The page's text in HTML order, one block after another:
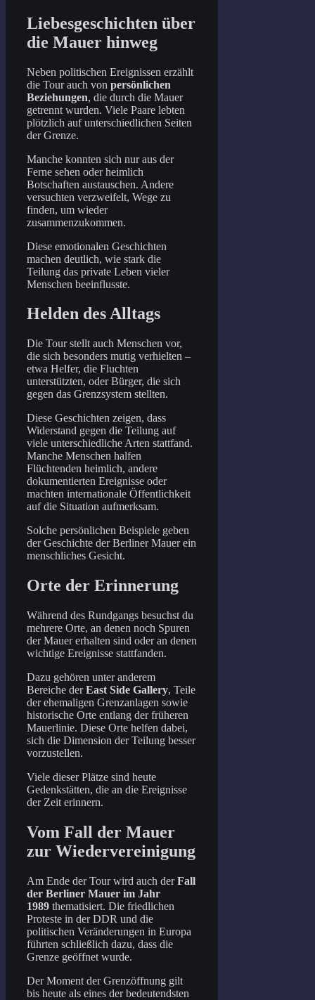
Liebesgeschichten über
die Mauer hinweg
Neben politischen Ereignissen erzählt
die Tour auch von persönlichen
Beziehungen, die durch die Mauer
getrennt wurden. Viele Paare lebten
plötzlich auf unterschiedlichen Seiten
der Grenze.
Manche konnten sich nur aus der
Ferne sehen oder heimlich
Botschaften austauschen. Andere
versuchten verzweifelt, Wege zu
finden, um wieder
zusammenzukommen.
Diese emotionalen Geschichten
machen deutlich, wie stark die
Teilung das private Leben vieler
Menschen beeinflusste.
Helden des Alltags
Die Tour stellt auch Menschen vor,
die sich besonders mutig verhielten –
etwa Helfer, die Fluchten
unterstützten, oder Bürger, die sich
gegen das Grenzsystem stellten.
Diese Geschichten zeigen, dass
Widerstand gegen die Teilung auf
viele unterschiedliche Arten stattfand.
Manche Menschen halfen
Flüchtenden heimlich, andere
dokumentierten Ereignisse oder
machten internationale Öffentlichkeit
auf die Situation aufmerksam.
Solche persönlichen Beispiele geben
der Geschichte der Berliner Mauer ein
menschliches Gesicht.
Orte der Erinnerung
Während des Rundgangs besuchst du
mehrere Orte, an denen noch Spuren
der Mauer erhalten sind oder an denen
wichtige Ereignisse stattfanden.
Dazu gehören unter anderem
Bereiche derEast Side Gallery, Teile
der ehemaligen Grenzanlagen sowie
historische Orte entlang der früheren
Mauerlinie. Diese Orte helfen dabei,
sich die Dimension der Teilung besser
vorzustellen.
Viele dieser Plätze sind heute
Gedenkstätten, die an die Ereignisse
der Zeit erinnern.
Vom Fall der Mauer
zur Wiedervereinigung
Am Ende der Tour wird auch derFall
der Berliner Mauer im Jahr
1989 thematisiert. Die friedlichen
Proteste in der DDR und die
politischen Veränderungen in Europa
führten schließlich dazu, dass die
Grenze geöffnet wurde.
Der Moment der Grenzöffnung gilt
bis heute als eines der bedeutendsten